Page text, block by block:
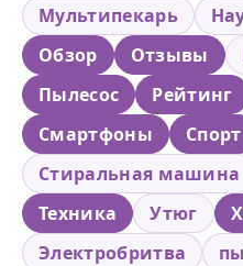
Мультипекарь
Обзор
Отзывы
Пылесос
Рейтинг
Смартфоны
Спорт
Стиральная машина
Техника
Утюг
Электробритва